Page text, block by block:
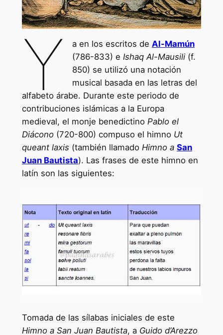
Y a en los escritos de Al-Mamún
(786-833) e Ishaq Al-Mausili(f.
850) se utilizó una notación
musical basada en las letras del
alfabeto árabe. Durante este periodo de
contribuciones islámicas a la Europa
medieval, el monje benedictino Pablo el
Diácono(720-800) compuso el himno Ut
queant laxis (también llamado Himno a San
Juan Bautista). Las frases de este himno en
latín son las siguientes:
Tomada de las sílabas iniciales de este
Himno a San Juan Bautista, a Guido d’Arezzo